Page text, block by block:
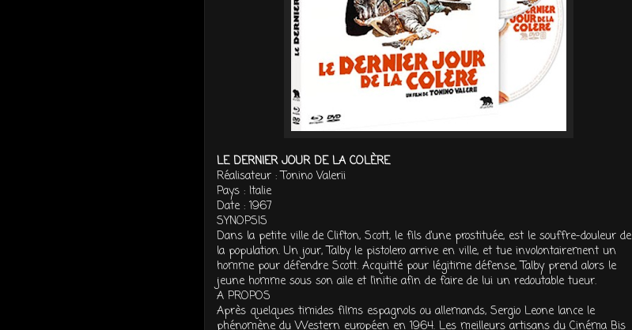
LE DERNIER JOUR DE LA COLÈRE
Réalisateur : Tonino Valerii
Pays : Italie
Date : 1967
SYNOPSIS
Dans la petite ville de Clifton, Scott, le fils d’une prostituée, est le souffre-douleur de
la population. Un jour, Talby le pistolero arrive en ville, et tue involontairement un
homme pour défendre Scott. Acquitté pour légitime défense, Talby prend alors le
jeune homme sous son aile et l’initie afin de faire de lui un redoutable tueur.
A PROPOS
Après quelques timides films espagnols ou allemands, Sergio Leone lance le
phénomène du Western européen en 1964. Les meilleurs artisans du Cinéma Bis